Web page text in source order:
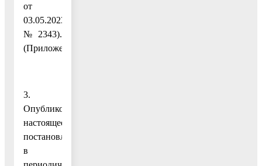
от
03.05.2023
№ 2343).
(Приложение.)
3.
Опубликовать
настоящее
постановление
в